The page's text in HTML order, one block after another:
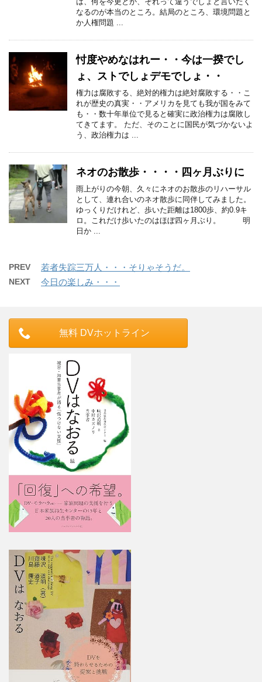
なるのが本当のところ。結局のところ、環境問題と
か人権問題 ...
忖度やめなはれー・・今は一揆でし
ょ、ストでしょデモでしょ・・
権力は腐敗する、絶対的権力は絶対腐敗する・・こ
れが歴史の真実・・アメリカを見ても我が国をみて
も・・数十年単位で見ると確実に政治権力は腐敗し
てきてます。 ただ、そのことに国民が気づかないよ
う、政治権力は ...
ネオのお散歩・・・・四ヶ月ぶりに
雨上がりの今朝、久々にネオのお散歩のリハーサル
として、連れ合いのネオ散歩に同伴してみました。
ゆっくりだけれど、歩いた距離は1800歩、約0.9キ
ロ。これだけ歩いたのはほぼ四ヶ月ぶり。 明
日か ...
PREV 若者失踪三万人・・・そりゃそうだ。
NEXT 今日の楽しみ・・・
無料 DVホットライン